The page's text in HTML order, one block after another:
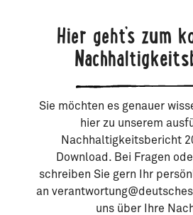
Hier geht’s zum
Sie möchten es genauer
hier zu unserem
Nachhaltigkeitsbericht
Download. Bei Fragen
schreiben Sie gern Ihr
an
uns über Ihre